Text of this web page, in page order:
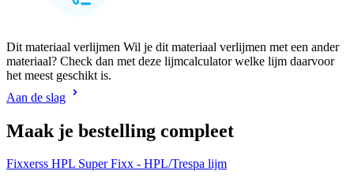
Dit materiaal verlijmen Wil je dit materiaal verlijmen met een ander
materiaal? Check dan met deze lijmcalculator welke lijm daarvoor
het meest geschikt is.
Aan de slag
Maak je bestelling compleet
Fixxerss HPL Super Fixx - HPL/Trespa lijm